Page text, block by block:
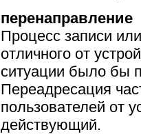
перенаправление
Процесс записи
отличного от
ситуации было бы
Переадресация
пользователей от
действующий.